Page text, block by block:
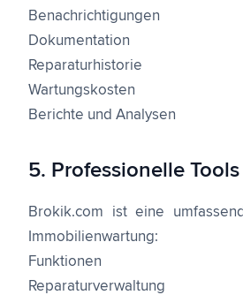
Benachrichtigungen
Dokumentation
Reparaturhistorie
Wartungskosten
Berichte und Analysen
5. Professionelle Tools
Brokik.com ist eine
Immobilienwartung:
Funktionen
Reparaturverwaltung